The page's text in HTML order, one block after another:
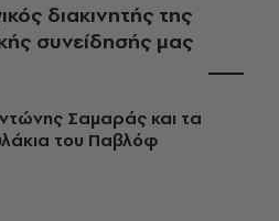
διακινητής της
συνείδησής μας
Σαμαράς και τα
του Παβλόφ